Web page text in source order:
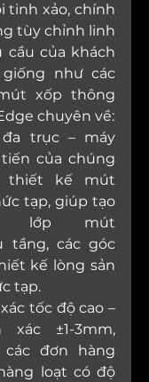
tinh xảo, chính
tùy chỉnh linh
cầu của khách
giống như các
xốp thông
chuyên về:
đa trục – máy
tiến của chúng
thiết kế mút
tạp, giúp tạo
lớp mút
tầng, các góc
kế lòng sản
tạp.
tốc độ cao –
xác ±1-3mm,
đơn hàng
loạt có độ